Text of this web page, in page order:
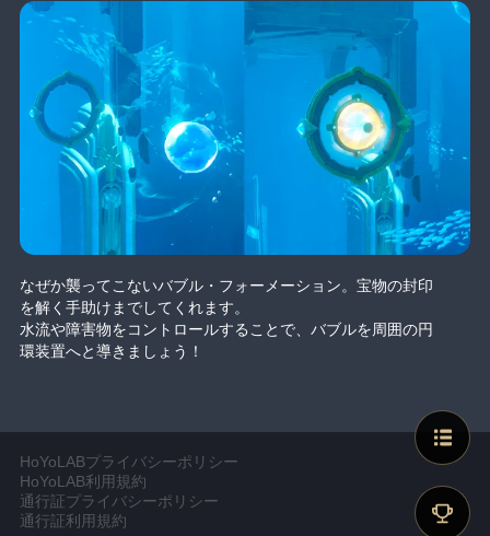
なぜか襲ってこないバブル・フォーメーション。宝物の封印
を解く手助けまでしてくれます。
水流や障害物をコントロールすることで、バブルを周囲の円
環装置へと導きましょう！
HoYoLABプライバシーポリシー
HoYoLAB利用規約
通行証プライバシーポリシー
通行証利用規約